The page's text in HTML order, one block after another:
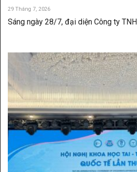
29 Tháng 7, 2026
Sáng ngày 28/7, đại diện Công ty